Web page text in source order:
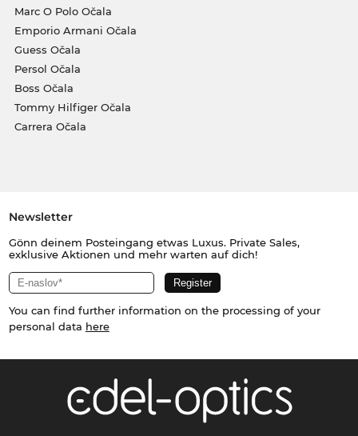
Marc O Polo Očala
Emporio Armani Očala
Guess Očala
Persol Očala
Boss Očala
Tommy Hilfiger Očala
Carrera Očala
Newsletter
Gönn deinem Posteingang etwas Luxus. Private Sales,
exklusive Aktionen und mehr warten auf dich!
You can find further information on the processing of your
personal data here